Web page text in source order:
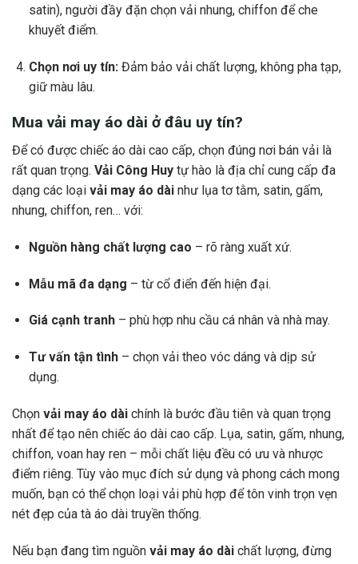
satin), người đầy đặn chọn vải nhung, chiffon để che
khuyết điểm.
Chọn nơi uy tín: Đảm bảo vải chất lượng, không pha tạp,
giữ màu lâu.
Mua vải may áo dài ở đâu uy tín?
Để có được chiếc áo dài cao cấp, chọn đúng nơi bán vải là
rất quan trọng. Vải Công Huy tự hào là địa chỉ cung cấp đa
dạng các loại vải may áo dài như lụa tơ tằm, satin, gấm,
nhung, chiffon, ren… với:
Nguồn hàng chất lượng cao – rõ ràng xuất xứ.
Mẫu mã đa dạng – từ cổ điển đến hiện đại.
Giá cạnh tranh– phù hợp nhu cầu cá nhân và nhà may.
Tư vấn tận tình– chọn vải theo vóc dáng và dịp sử
dụng.
Chọn vải may áo dài chính là bước đầu tiên và quan trọng
nhất để tạo nên chiếc áo dài cao cấp. Lụa, satin, gấm, nhung,
chiffon, voan hay ren – mỗi chất liệu đều có ưu và nhược
điểm riêng. Tùy vào mục đích sử dụng và phong cách mong
muốn, bạn có thể chọn loại vải phù hợp để tôn vinh trọn vẹn
nét đẹp của tà áo dài truyền thống.
Nếu bạn đang tìm nguồn vải may áo dài chất lượng, đừng